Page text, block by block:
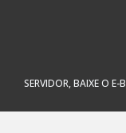
SERVIDOR, BAIXE O E-